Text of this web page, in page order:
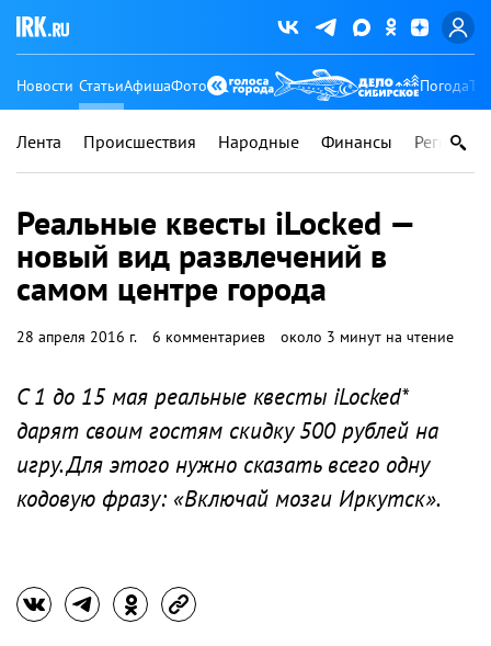
Новости СтатьиАфишаФото Погода
Лента Происшествия Народные Финансы Регионы
Реальные квесты iLocked —
новый вид развлечений в
самом центре города
28 апреля 2016 г. 6 комментариев около 3 минут на чтение
С 1 до 15 мая реальные квесты iLocked*
дарят своим гостям скидку 500 рублей на
игру. Для этого нужно сказать всего одну
кодовую фразу: «Включай мозги Иркутск».